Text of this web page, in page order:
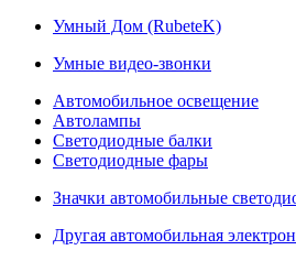
Умный Дом (RubeteK)
Умные видео-звонки
Автомобильное освещение
Автолампы
Светодиодные балки
Светодиодные фары
Значки автомобильные
Другая автомобильная